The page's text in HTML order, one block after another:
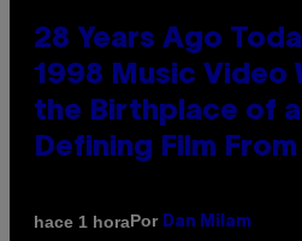
28 Years Ago
1998 Music Video
the Birthplace of
Defining Film
hace 1 horaPor Dan Milam